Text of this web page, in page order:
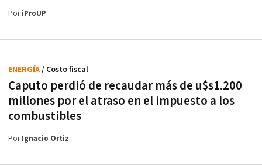
PoriProUP
Caputo perdió de recaudar más de u$s1.200
millones por el atraso en el impuesto a los
combustibles
ENERGÍA/ Costo fiscal
PorIgnacio Ortiz